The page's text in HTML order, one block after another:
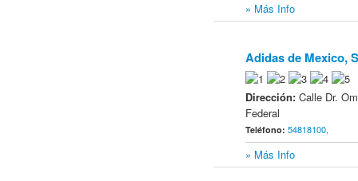
» Más Info
Adidas de Mexico,
Dirección:Calle Dr.
Federal
Teléfono:54818100,
» Más Info